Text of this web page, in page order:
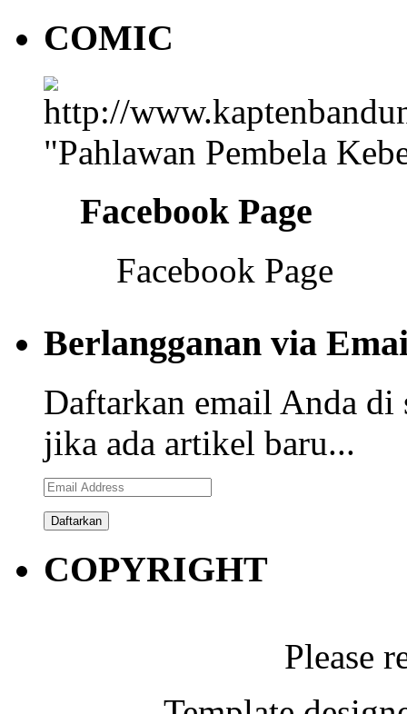
COMIC
"Pahlawan Pembela
Facebook Page
Facebook Page
Berlangganan via
Daftarkan email Anda
jika ada artikel baru...
Email
Address
COPYRIGHT
Please